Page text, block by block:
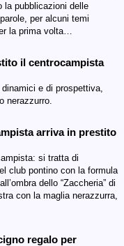
la pubblicazioni delle
per alcuni temi
la prima volta…
il centrocampista
e di prospettiva,
nerazzurro.
arriva in prestito
si tratta di
club pontino con la formula
dello “Zaccheria” di
con la maglia nerazzurra,
regalo per